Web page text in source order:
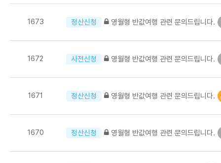
1673 정산신청 영월형 반값여행 관련 문의드립니다.
1672 사전신청 영월형 반값여행 관련 문의드립니다.
1671 정산신청 영월형 반값여행 관련 문의드립니다.
1670 정산신청 영월형 반값여행 관련 문의드립니다.